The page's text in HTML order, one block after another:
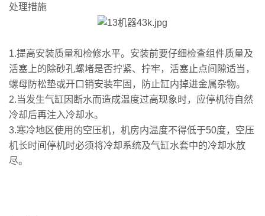
处理措施
1.提高安装质量和检修水平。安装前要仔细检查组件质量及
活塞上的除砂孔螺堵是否拧紧、拧牢，活塞止点间隙适当，
螺母防松垫或开口销安装牢固，防止缸内掉进金属杂物。
2.当发生气缸因断水而造成温度过高现象时，应停机待自然
冷却后再注入冷却水。
3.寒冷地区使用的空压机，机房内温度不得低于50度，空压
机长时间停机时必须将冷却系统及气缸水套中的冷却水放
尽。